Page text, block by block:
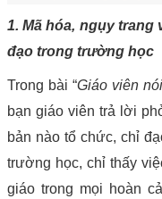
1. Mã hóa, ngụy trang
đạo trong trường học
Trong bài “Giáo viên
bạn giáo viên trả lời
bản nào tổ chức, chỉ
trường học, chỉ thấy
giáo trong mọi hoàn